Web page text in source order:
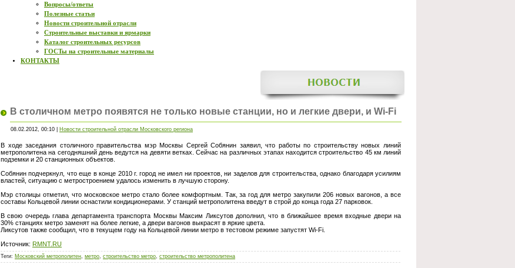
Вопросы/ответы
Полезные статьи
Новости строительной отрасли
Строительные выставки и ярмарки
Каталог строительных ресурсов
ГОСТы на строительные материалы
КОНТАКТЫ
В столичном метро появятся не только новые станции, но и легкие двери, и Wi-Fi
08.02.2012, 00:10 | Новости строительной отрасли Московского региона
В ходе заседания столичного правительства мэр Москвы Сергей Собянин заявил, что работы по строительству новых линий
метрополитена на сегодняшний день ведутся на девяти ветках. Сейчас на различных этапах находится строительство 45 км линий
подземки и 20 станционных объектов.
Собянин подчеркнул, что еще в конце 2010 г. город не имел ни проектов, ни заделов для строительства, однако благодаря усилиям
властей, ситуацию с метростроением удалось изменить в лучшую сторону.
Мэр столицы отметил, что московское метро стало более комфортным. Так, за год для метро закупили 206 новых вагонов, а все
составы Кольцевой линии оснастили кондиционерами. У станций метрополитена введут в строй до конца года 27 парковок.
В свою очередь глава департамента транспорта Москвы Максим Ликсутов дополнил, что в ближайшее время входные двери на
30% станциях метро заменят на более легкие, а двери вагонов выкрасят в яркие цвета.
Ликсутов также сообщил, что в текущем году на Кольцевой линии метро в тестовом режиме запустят Wi-Fi.
Источник: RMNT.RU
Теги: Московский метрополитен, метро, строительство метро, строительство метрополитена